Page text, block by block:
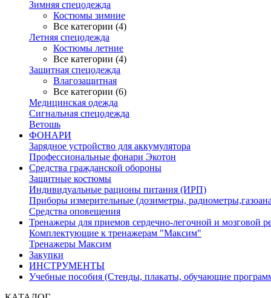
Зимняя спецодежда
Костюмы зимние
Все категории (4)
Летняя спецодежда
Костюмы летние
Все категории (4)
Защитная спецодежда
Влагозащитная
Все категории (6)
Медицинская одежда
Сигнальная спецодежда
Ветошь
ФОНАРИ
Зарядное устройство для аккумулятора
Профессиональные фонари Экотон
Средства гражданской обороны
Защитные костюмы
Индивидуальные рационы питания (ИРП)
Приборы измерительные (дозиметры,
Средства оповещения
Тренажеры для приемов сердечно-легочной и мозговой
Комплектующие к тренажерам "Максим"
Тренажеры Максим
Закупки
ИНСТРУМЕНТЫ
Учебные пособия (Стенды, плакаты, обучающие